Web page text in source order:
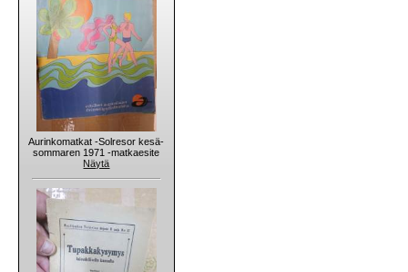
Aurinkomatkat -Solresor kesä-
sommaren 1971 -matkaesite
Näytä